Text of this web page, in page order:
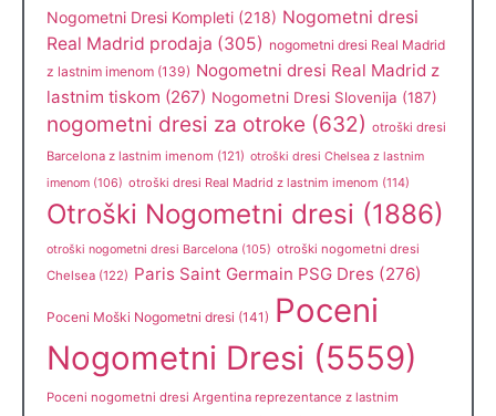
Nogometni Dresi Kompleti (218) Nogometni dresi
Real Madrid prodaja (305) nogometni dresi Real Madrid
z lastnim imenom (139) Nogometni dresi Real Madrid z
lastnim tiskom (267) Nogometni Dresi Slovenija (187)
nogometni dresi za otroke (632) otroški dresi
Barcelona z lastnim imenom (121) otroški dresi Chelsea z lastnim
imenom (106) otroški dresi Real Madrid z lastnim imenom (114)
Otroški Nogometni dresi (1886)
otroški nogometni dresi Barcelona (105) otroški nogometni dresi
Chelsea (122) Paris Saint Germain PSG Dres (276)
Poceni Moški Nogometni dresi (141) Poceni
Nogometni Dresi (5559)
Poceni nogometni dresi Argentina reprezentance z lastnim